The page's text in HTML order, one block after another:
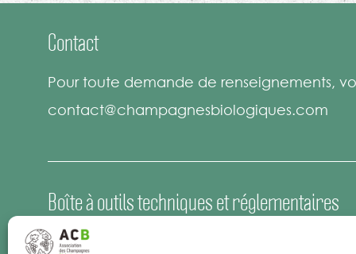
Contact
Pour toute demande de renseignements,
contact@champagnesbiologiques.com
Boîte à outils techniques et réglementaires
Espace Presse